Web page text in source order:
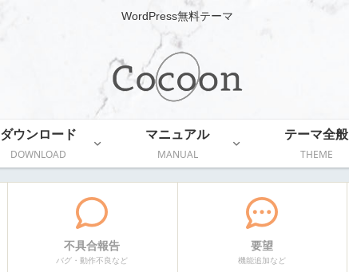
WordPress無料テーマ
ダウンロード
DOWNLOAD
マニュアル
MANUAL
テーマ全般
THEME
不具合報告
バグ・動作不良など
要望
機能追加など